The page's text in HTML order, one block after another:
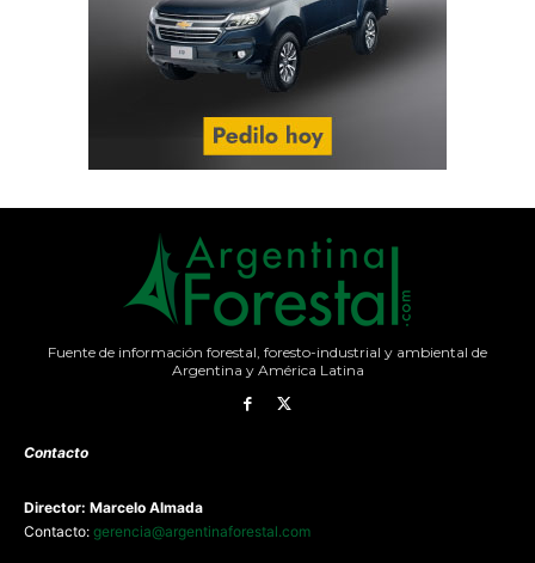
Fuente de información forestal, foresto-industrial y ambiental de
Argentina y América Latina
Contacto
Director: Marcelo Almada
Contacto: gerencia@argentinaforestal.com